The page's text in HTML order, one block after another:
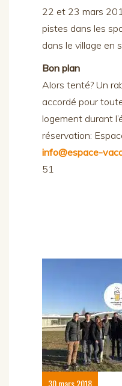
22 et 23 mars
pistes dans les
dans le village en
Bon plan
Alors tenté? Un
accordé pour
logement durant
réservation:
info@espace-
51
30 mars 2018